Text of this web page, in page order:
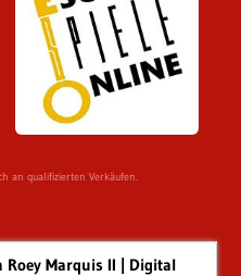
an qualifizierten Verkäufen.
Roey Marquis II | Digital